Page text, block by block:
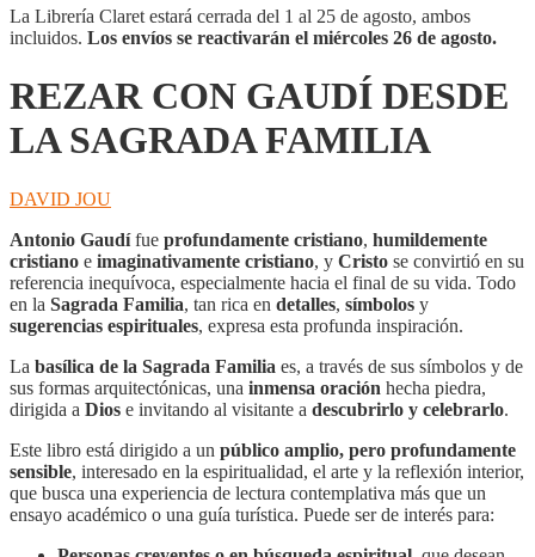
FAMILIA
cantidad
La Librería Claret estará cerrada del 1 al 25 de agosto, ambos
incluidos. Los envíos se reactivarán el miércoles 26 de agosto.
REZAR CON GAUDÍ DESDE
LA SAGRADA FAMILIA
DAVID JOU
Antonio Gaudífue profundamente cristiano, humildemente
cristiano e imaginativamente cristiano, y Cristo se convirtió en su
referencia inequívoca, especialmente hacia el final de su vida. Todo
en la Sagrada Familia, tan rica en detalles, símbolos y
sugerencias espirituales, expresa esta profunda inspiración.
La basílica de la Sagrada Familia es, a través de sus símbolos y de
sus formas arquitectónicas, una inmensa oración hecha piedra,
dirigida a Dios e invitando al visitante a descubrirlo y celebrarlo.
Este libro está dirigido a un público amplio, pero profundamente
sensible, interesado en la espiritualidad, el arte y la reflexión interior,
que busca una experiencia de lectura contemplativa más que un
ensayo académico o una guía turística. Puede ser de interés para: